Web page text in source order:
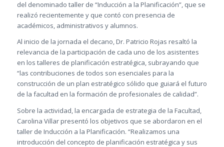
del denominado taller de “Inducción a la Planificación”, que se
realizó recientemente y que contó con presencia de
académicos, administrativos y alumnos.
Al inicio de la jornada el decano, Dr. Patricio Rojas resaltó la
relevancia de la participación de cada uno de los asistentes
en los talleres de planificación estratégica, subrayando que
“las contribuciones de todos son esenciales para la
construcción de un plan estratégico sólido que guiará el futuro
de la facultad en la formación de profesionales de calidad”.
Sobre la actividad, la encargada de estrategia de la Facultad,
Carolina Villar presentó los objetivos que se abordaron en el
taller de Inducción a la Planificación. “Realizamos una
introducción del concepto de planificación estratégica y sus